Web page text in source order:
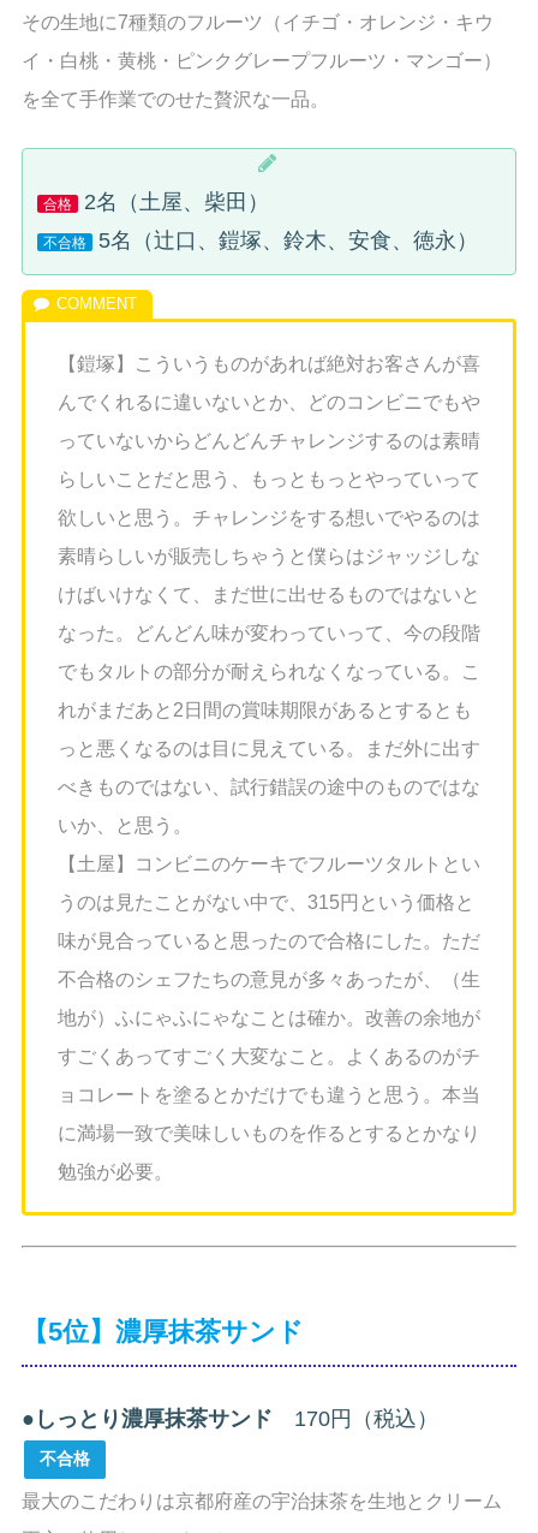
その生地に7種類のフルーツ（イチゴ・オレンジ・キウ
イ・白桃・黄桃・ピンクグレープフルーツ・マンゴー）
を全て手作業でのせた贅沢な一品。
合格 2名（土屋、柴田）
不合格 5名（辻口、鎧塚、鈴木、安食、徳永）
【鎧塚】こういうものがあれば絶対お客さんが喜
んでくれるに違いないとか、どのコンビニでもや
っていないからどんどんチャレンジするのは素晴
らしいことだと思う、もっともっとやっていって
欲しいと思う。チャレンジをする想いでやるのは
素晴らしいが販売しちゃうと僕らはジャッジしな
けばいけなくて、まだ世に出せるものではないと
なった。どんどん味が変わっていって、今の段階
でもタルトの部分が耐えられなくなっている。こ
れがまだあと2日間の賞味期限があるとするとも
っと悪くなるのは目に見えている。まだ外に出す
べきものではない、試行錯誤の途中のものではな
いか、と思う。
【土屋】コンビニのケーキでフルーツタルトとい
うのは見たことがない中で、315円という価格と
味が見合っていると思ったので合格にした。ただ
不合格のシェフたちの意見が多々あったが、（生
地が）ふにゃふにゃなことは確か。改善の余地が
すごくあってすごく大変なこと。よくあるのがチ
ョコレートを塗るとかだけでも違うと思う。本当
に満場一致で美味しいものを作るとするとかなり
勉強が必要。
【5位】濃厚抹茶サンド
● しっとり濃厚抹茶サンド 170円（税込）
不合格
最大のこだわりは京都府産の宇治抹茶を生地とクリーム